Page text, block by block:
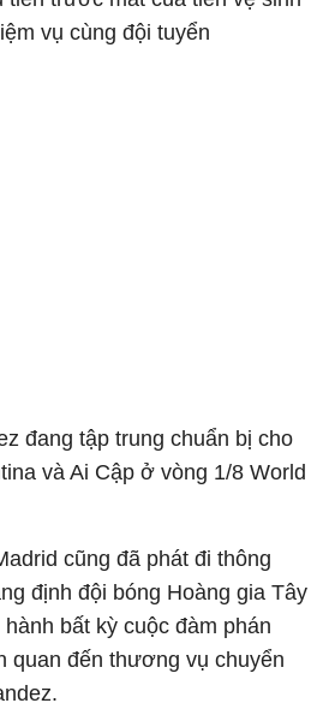
vụ cùng đội tuyển
đang tập trung chuẩn bị cho
và Ai Cập ở vòng 1/8 World
cũng đã phát đi thông
định đội bóng Hoàng gia Tây
bất kỳ cuộc đàm phán
quan đến thương vụ chuyển